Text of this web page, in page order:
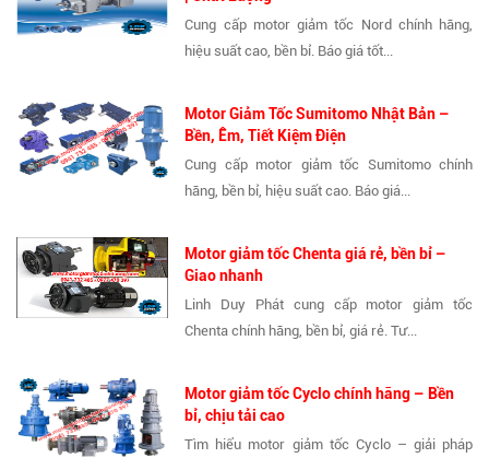
Cung cấp motor giảm tốc Nord chính hãng,
hiệu suất cao, bền bỉ. Báo giá tốt...
Motor Giảm Tốc Sumitomo Nhật Bản –
Bền, Êm, Tiết Kiệm Điện
Cung cấp motor giảm tốc Sumitomo chính
hãng, bền bỉ, hiệu suất cao. Báo giá...
Motor giảm tốc Chenta giá rẻ, bền bỉ –
Giao nhanh
Linh Duy Phát cung cấp motor giảm tốc
Chenta chính hãng, bền bỉ, giá rẻ. Tư...
Motor giảm tốc Cyclo chính hãng – Bền
bỉ, chịu tải cao
Tìm hiểu motor giảm tốc Cyclo – giải pháp